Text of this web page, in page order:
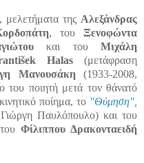
μελετήματα της Αλεξάνδρας
, του Ξενοφώντα
και του Μιχάλη
Halas (μετάφραση
Μανουσάκη (1933-2008,
του ποιητή μετά τον θάνατό
ποίημα, το "Θύμηση"
Παυλόπουλο) και του
Φίλιππου Δρακονταειδή